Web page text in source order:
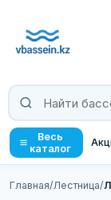
Весь
каталог
Главная/Лестница/